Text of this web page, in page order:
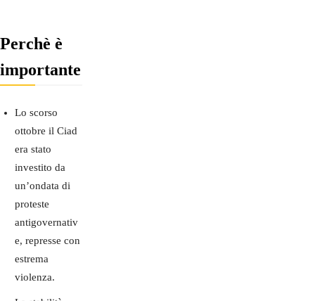
Perchè è
importante
Lo scorso
ottobre il Ciad
era stato
investito da
un’ondata di
proteste
antigovernativ
e, represse con
estrema
violenza.